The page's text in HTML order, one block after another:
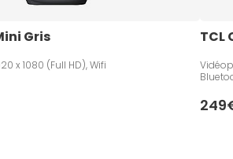
Gris
x 1080 (Full HD), Wifi
TCL